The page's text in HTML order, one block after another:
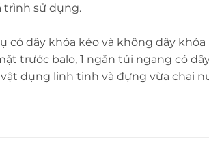
trình sử dụng.
có dây khóa kéo và không dây khóa
trước balo, 1 ngăn túi ngang có
dụng linh tinh và đựng vừa chai